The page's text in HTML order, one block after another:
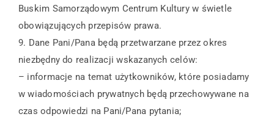
Buskim Samorządowym Centrum Kultury w świetle
obowiązujących przepisów prawa.
9. Dane Pani/Pana będą przetwarzane przez okres
niezbędny do realizacji wskazanych celów:
– informacje na temat użytkowników, które posiadamy
w wiadomościach prywatnych będą przechowywane na
czas odpowiedzi na Pani/Pana pytania;